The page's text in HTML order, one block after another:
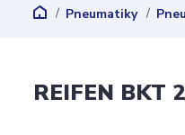
Pneumatiky
REIFEN BKT